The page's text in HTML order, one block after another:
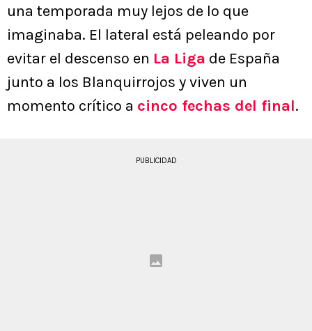
una temporada muy lejos de lo que
imaginaba. El lateral está peleando por
evitar el descenso en La Liga de España
junto a los Blanquirrojos y viven un
momento crítico a cinco fechas del final.
PUBLICIDAD